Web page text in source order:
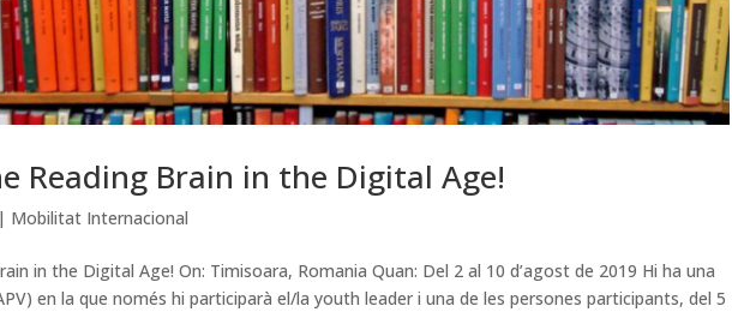
Reading Brain in the Digital Age!
| Mobilitat Internacional
in the Digital Age! On: Timisoara, Romania Quan: Del 2 al 10 d’agost de 2019 Hi ha una
en la que només hi participarà el/la youth leader i una de les persones participants, del 5